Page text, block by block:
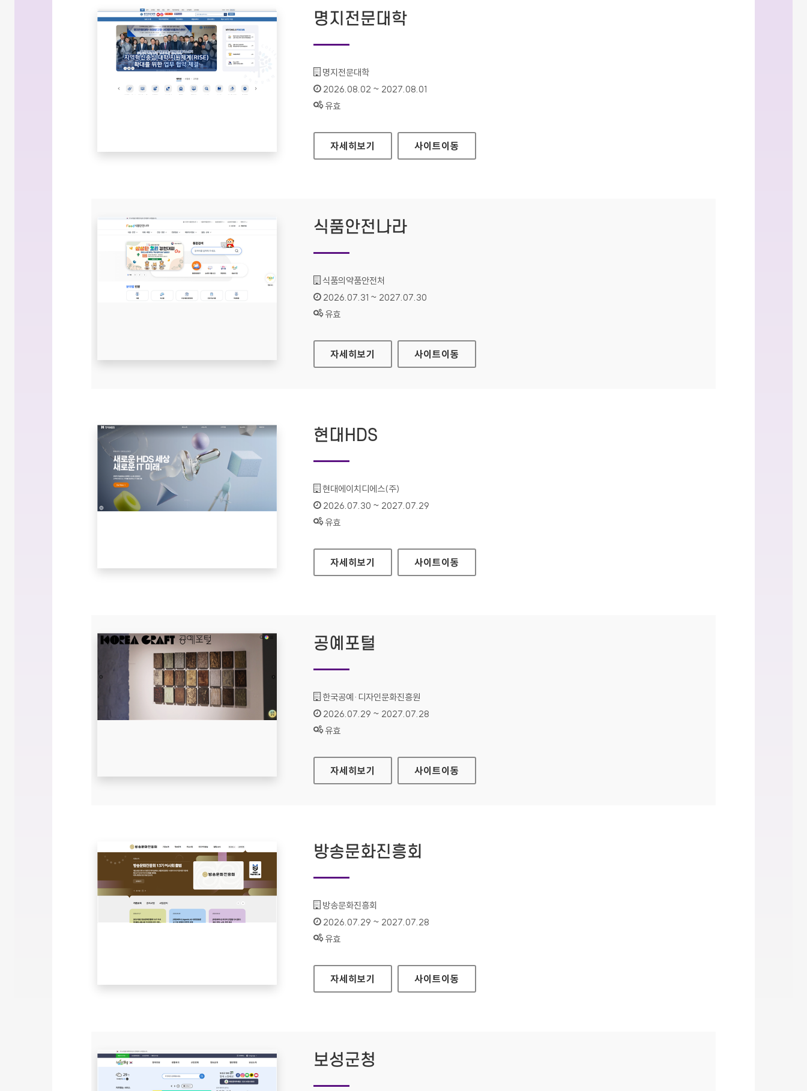
명지전문대학
기관명 :
명지전문대학
인증기간 :
2026.08.02 ~ 2027.08.01
상태 :
유효
명지전문대학
자세히보기 사이트이동
식품안전나라
기관명 :
식품의약품안전처
인증기간 :
2026.07.31 ~ 2027.07.30
상태 :
유효
식품안전나라
자세히보기 사이트이동
현대HDS
기관명 :
현대에이치디에스(주)
인증기간 :
2026.07.30 ~ 2027.07.29
상태 :
유효
현대HDS
자세히보기 사이트이동
공예포털
기관명 :
한국공예·디자인문화진흥원
인증기간 :
2026.07.29 ~ 2027.07.28
상태 :
유효
공예포털
자세히보기 사이트이동
방송문화진흥회
기관명 :
방송문화진흥회
인증기간 :
2026.07.29 ~ 2027.07.28
상태 :
유효
방송문화진흥회
자세히보기 사이트이동
보성군청